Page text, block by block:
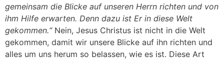
gemeinsam die Blicke auf unseren Herrn richten und von
ihm Hilfe erwarten. Denn dazu ist Er in diese Welt
gekommen.“Nein, Jesus Christus ist nicht in die Welt
gekommen, damit wir unsere Blicke auf ihn richten und
alles um uns herum so belassen, wie es ist. Diese Art